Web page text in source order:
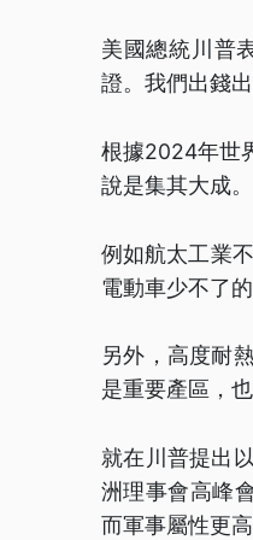
美國總統川普
證。我們出錢
根據2024年世
說是集其大成。
例如航太工業
電動車少不了
另外，高度耐
是重要產區，
就在川普提出
洲理事會高峰
而軍事屬性更